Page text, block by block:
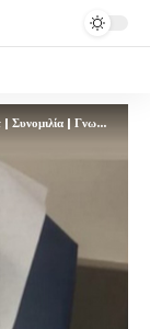
mIRC Hellas Chat - IRC Greek Chat | Δωρεάν τσατ | Συνομιλία | Γνωριμίες | FREE